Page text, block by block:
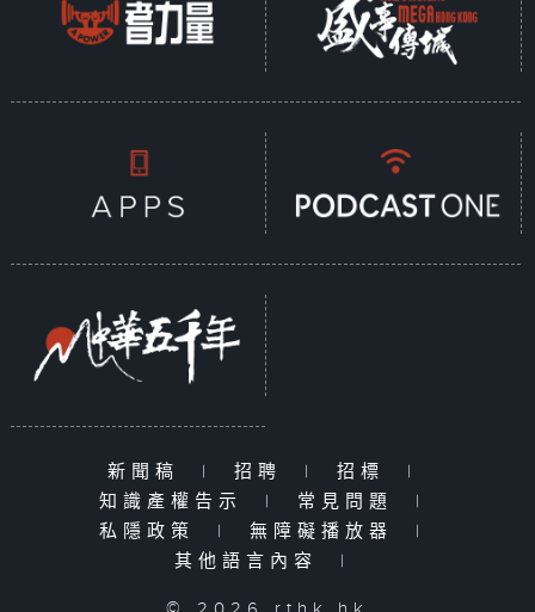
新聞稿 | 招聘 | 招標
|
知識產權告示
| 常見問題
|
私隱政策
| 無障礙播放器
|
其他語言內容
|